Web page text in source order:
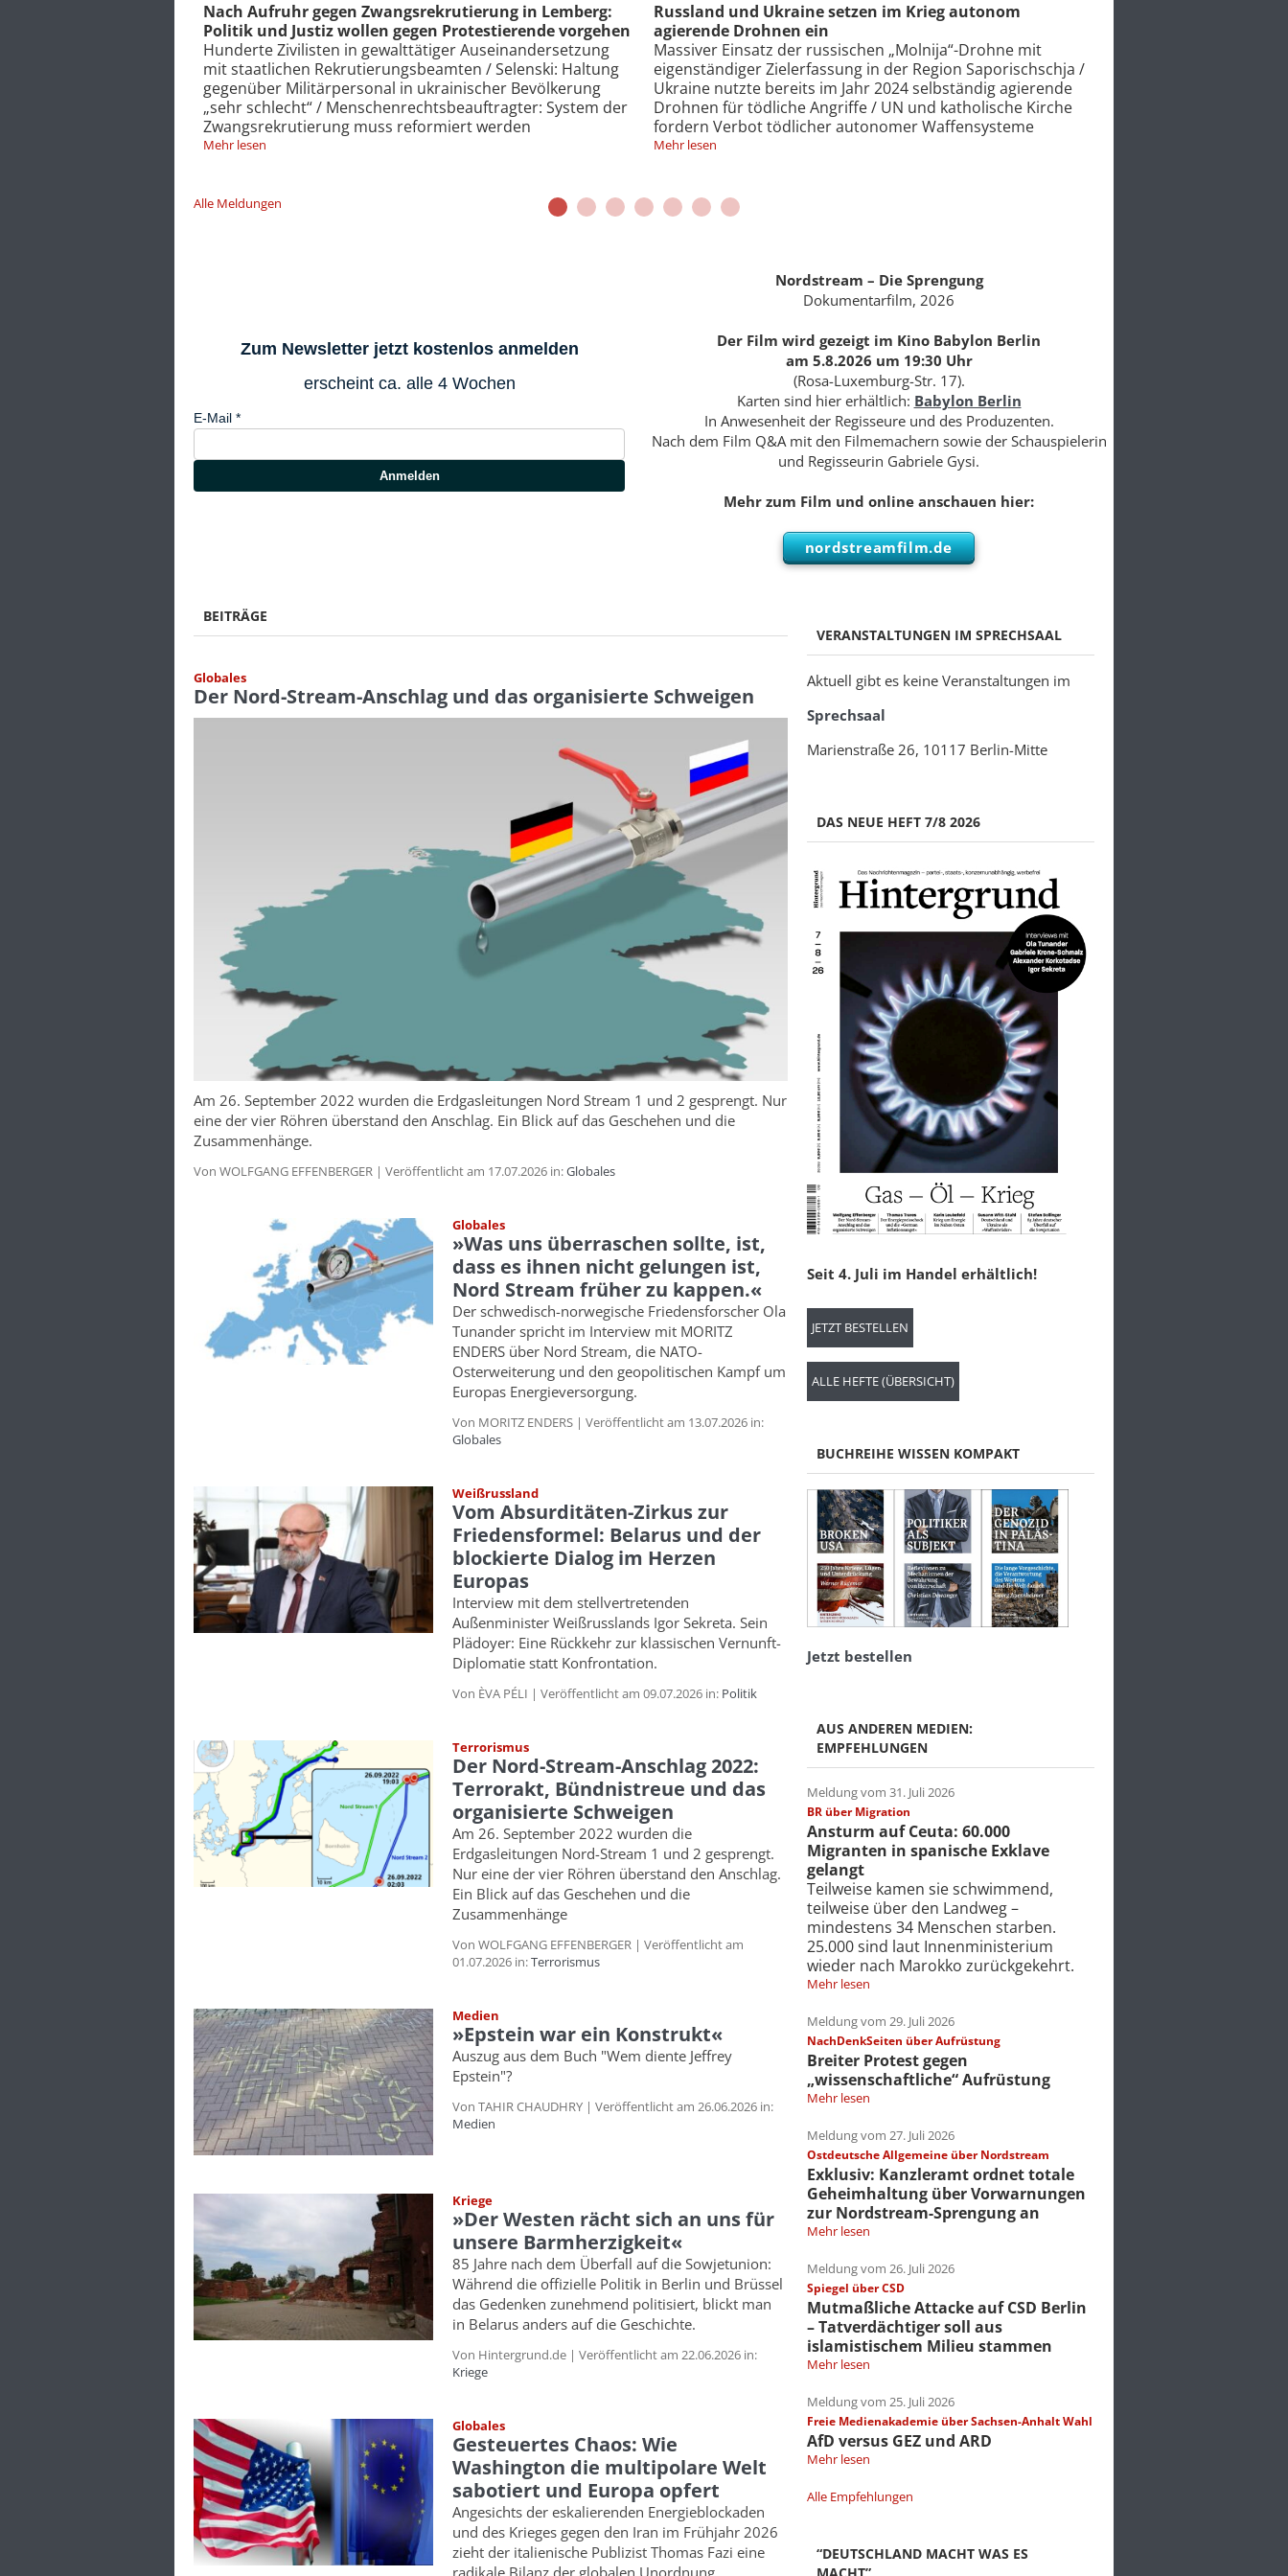
Russland und Ukraine setzen im Krieg autonom
agierende Drohnen ein
Massiver Einsatz der russischen „Molnija“-Drohne mit
eigenständiger Zielerfassung in der Region Saporischschja /
Ukraine nutzte bereits im Jahr 2024 selbständig agierende
Drohnen für tödliche Angriffe / UN und katholische Kirche
fordern Verbot tödlicher autonomer Waffensysteme
Mehr lesen
Verfassungsschutz beobachtet „Zulauf zu
antimilitaristischen Protesten“
Deutscher Inlandsgeheimdienst weist auf
„Mobilisierungspotenzial“ insbesondere bei
Linksextremisten hin / Verfassungsschutzbericht erwähnt
Verbreitung „prorussischer Narrative“ mit Blick auf
russische Sicherheitsinteressen gegenüber Nato
Mehr lesen
Alle Meldungen
Zum Newsletter jetzt kostenlos anmelden
erscheint ca. alle 4 Wochen
E-Mail
Anmelden
Nordstream – Die Sprengung
Dokumentarfilm, 2026
Der Film wird gezeigt im Kino Babylon Berlin
am 5.8.2026 um 19:30 Uhr
(Rosa-Luxemburg-Str. 17).
Karten sind hier erhältlich: Babylon Berlin
In Anwesenheit der Regisseure und des Produzenten.
Nach dem Film Q&A mit den Filmemachern sowie der Schauspielerin
und Regisseurin Gabriele Gysi.
Mehr zum Film und online anschauen hier:
nordstreamfilm.de
BEITRÄGE
Globales
Der Nord-Stream-Anschlag und das organisierte Schweigen
Am 26. September 2022 wurden die Erdgasleitungen Nord Stream 1 und 2 gesprengt. Nur
eine der vier Röhren überstand den Anschlag. Ein Blick auf das Geschehen und die
Zusammenhänge.
Von WOLFGANG EFFENBERGER | Veröffentlicht am 17.07.2026 in:Globales
Globales
»Was uns überraschen sollte, ist,
dass es ihnen nicht gelungen ist,
Nord Stream früher zu kappen.«
Der schwedisch-norwegische Friedensforscher Ola
Tunander spricht im Interview mit MORITZ
ENDERS über Nord Stream, die NATO-
Osterweiterung und den geopolitischen Kampf um
Europas Energieversorgung.
Von MORITZ ENDERS | Veröffentlicht am 13.07.2026 in:
Globales
Weißrussland
Vom Absurditäten-Zirkus zur
Friedensformel: Belarus und der
blockierte Dialog im Herzen
Europas
Interview mit dem stellvertretenden
Außenminister Weißrusslands Igor Sekreta. Sein
Plädoyer: Eine Rückkehr zur klassischen Vernunft-
Diplomatie statt Konfrontation.
Von ÈVA PÉLI | Veröffentlicht am 09.07.2026 in: Politik
Terrorismus
Der Nord-Stream-Anschlag 2022:
Terrorakt, Bündnistreue und das
organisierte Schweigen
Am 26. September 2022 wurden die
Erdgasleitungen Nord-Stream 1 und 2 gesprengt.
Nur eine der vier Röhren überstand den Anschlag.
Ein Blick auf das Geschehen und die
Zusammenhänge
Von WOLFGANG EFFENBERGER | Veröffentlicht am
01.07.2026 in:Terrorismus
Medien
»Epstein war ein Konstrukt«
Auszug aus dem Buch "Wem diente Jeffrey
Epstein"?
Von TAHIR CHAUDHRY | Veröffentlicht am 26.06.2026 in:
Medien
Kriege
»Der Westen rächt sich an uns für
unsere Barmherzigkeit«
85 Jahre nach dem Überfall auf die Sowjetunion:
Während die offizielle Politik in Berlin und Brüssel
das Gedenken zunehmend politisiert, blickt man
in Belarus anders auf die Geschichte.
Von Hintergrund.de | Veröffentlicht am 22.06.2026 in:
Kriege
Globales
Gesteuertes Chaos: Wie
Washington die multipolare Welt
sabotiert und Europa opfert
Angesichts der eskalierenden Energieblockaden
und des Krieges gegen den Iran im Frühjahr 2026
zieht der italienische Publizist Thomas Fazi eine
VERANSTALTUNGEN IM SPRECHSAAL
Aktuell gibt es keine Veranstaltungen im
Sprechsaal
Marienstraße 26, 10117 Berlin-Mitte
DAS NEUE HEFT 7/8 2026
Seit 4. Juli im Handel erhältlich!
JETZT BESTELLEN
ALLE HEFTE (ÜBERSICHT)
BUCHREIHE WISSEN KOMPAKT
Jetzt bestellen
AUS ANDEREN MEDIEN:
EMPFEHLUNGEN
Meldung vom 31. Juli 2026
BR über Migration
Ansturm auf Ceuta: 60.000
Migranten in spanische Exklave
gelangt
Teilweise kamen sie schwimmend,
teilweise über den Landweg –
mindestens 34 Menschen starben.
25.000 sind laut Innenministerium
wieder nach Marokko zurückgekehrt.
Mehr lesen
Meldung vom 29. Juli 2026
NachDenkSeiten über Aufrüstung
Breiter Protest gegen
„wissenschaftliche“ Aufrüstung
Mehr lesen
Meldung vom 27. Juli 2026
Ostdeutsche Allgemeine über Nordstream
Exklusiv: Kanzleramt ordnet totale
Geheimhaltung über Vorwarnungen
zur Nordstream-Sprengung an
Mehr lesen
Meldung vom 26. Juli 2026
Spiegel über CSD
Mutmaßliche Attacke auf CSD Berlin
– Tatverdächtiger soll aus
islamistischem Milieu stammen
Mehr lesen
Meldung vom 25. Juli 2026
Freie Medienakademie über Sachsen-Anhalt Wahl
AfD versus GEZ und ARD
Mehr lesen
Alle Empfehlungen
“DEUTSCHLAND MACHT WAS ES